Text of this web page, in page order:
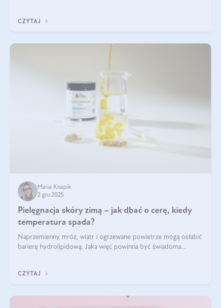
bydlęcy.
CZYTAJ
Maria Knapik
2 gru 2025
Pielęgnacja skóry zimą – jak dbać o cerę, kiedy
temperatura spada?
Naprzemienny mróz, wiatr i ogrzewane powietrze mogą osłabić
barierę hydrolipidową. Jaka więc powinna być świadoma
CZYTAJ